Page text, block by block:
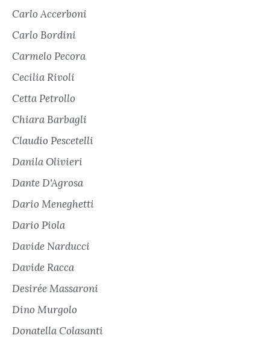
Carlo Accerboni
Carlo Bordini
Carmelo Pecora
Cecilia Rivoli
Cetta Petrollo
Chiara Barbagli
Claudio Pescetelli
Danila Olivieri
Dante D'Agrosa
Dario Meneghetti
Dario Piola
Davide Narducci
Davide Racca
Desirée Massaroni
Dino Murgolo
Donatella Colasanti